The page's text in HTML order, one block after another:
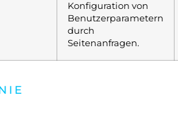
Konfiguration von
Benutzerparametern
durch
Seitenanfragen.